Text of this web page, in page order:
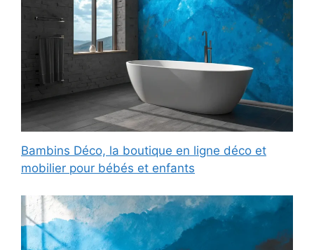
Bambins Déco, la boutique en ligne déco et
mobilier pour bébés et enfants